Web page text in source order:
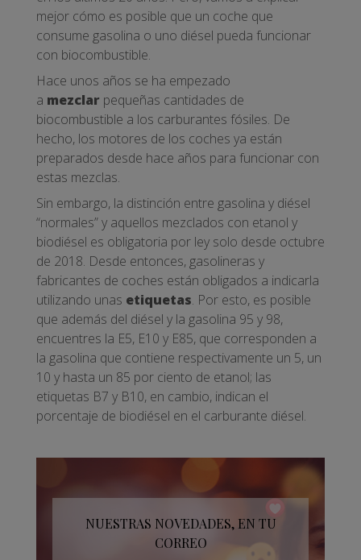
mejor cómo es posible que un coche que
consume gasolina o uno diésel pueda funcionar
con biocombustible.
Hace unos años se ha empezado
a mezclar pequeñas cantidades de
biocombustible a los carburantes fósiles. De
hecho, los motores de los coches ya están
preparados desde hace años para funcionar con
estas mezclas.
Sin embargo, la distinción entre gasolina y diésel
“normales” y aquellos mezclados con etanol y
biodiésel es obligatoria por ley solo desde octubre
de 2018. Desde entonces, gasolineras y
fabricantes de coches están obligados a indicarla
utilizando unas etiquetas. Por esto, es posible
que además del diésel y la gasolina 95 y 98,
encuentres la E5, E10 y E85, que corresponden a
la gasolina que contiene respectivamente un 5, un
10 y hasta un 85 por ciento de etanol; las
etiquetas B7 y B10, en cambio, indican el
porcentaje de biodiésel en el carburante diésel.
NUESTRAS NOVEDADES, EN TU
CORREO